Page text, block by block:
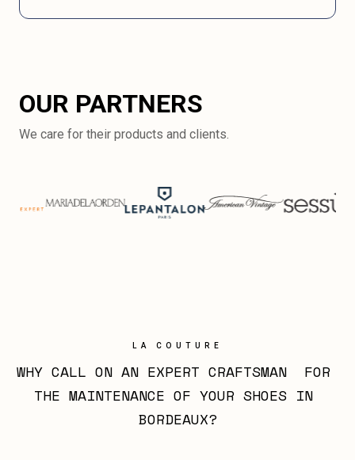
OUR PARTNERS
We care for their products and clients.
LA COUTURE
WHY CALL ON AN EXPERT CRAFTSMAN  FOR
THE MAINTENANCE OF YOUR SHOES IN
BORDEAUX?